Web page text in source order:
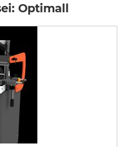
Optimall